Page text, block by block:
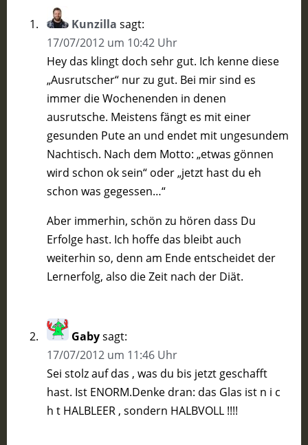
Kunzilla sagt:
17/07/2012 um 10:42 Uhr
Hey das klingt doch sehr gut. Ich kenne diese
„Ausrutscher“ nur zu gut. Bei mir sind es
immer die Wochenenden in denen
ausrutsche. Meistens fängt es mit einer
gesunden Pute an und endet mit ungesundem
Nachtisch. Nach dem Motto: „etwas gönnen
wird schon ok sein“ oder „jetzt hast du eh
schon was gegessen…“
Aber immerhin, schön zu hören dass Du
Erfolge hast. Ich hoffe das bleibt auch
weiterhin so, denn am Ende entscheidet der
Lernerfolg, also die Zeit nach der Diät.
Gabysagt:
17/07/2012 um 11:46 Uhr
Sei stolz auf das , was du bis jetzt geschafft
hast. Ist ENORM.Denke dran: das Glas ist n i c
h t HALBLEER , sondern HALBVOLL !!!!